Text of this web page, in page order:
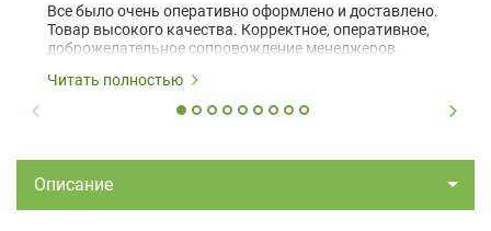
Все было очень оперативно оформлено и доставлено.
Товар высокого качества. Корректное, оперативное,
доброжелательное сопровождение менеджеров.
Читать полностью
Описание